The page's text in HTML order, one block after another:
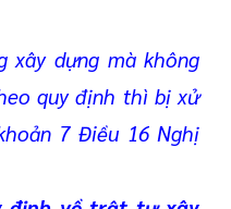
xây dựng mà không
quy định thì bị xử
7 Điều 16 Nghị